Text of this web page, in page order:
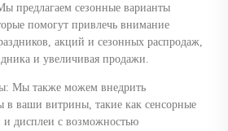
предлагаем сезонные варианты
помогут привлечь внимание
акций и сезонных распродаж,
и увеличивая продажи.
Мы также можем внедрить
в ваши витрины, такие как сенсорные
дисплеи с возможностью